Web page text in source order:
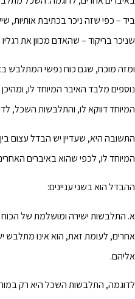
ביד – כפי שזה ניכר בכתיבת אותיות,
שניכר בריקוד – שהאדם מכוון את רגליו
ומזה מוכח, שגם כוח נפשי המתלבש
נוספים מלבד האיבר המיוחד לו,
המיוחד דווקא לו, והתלבשות השכל,
התשובה היא, שעדיין יש הבדל עצום
המיוחד לו, לכפי שהוא באיברים
ההבדל הוא בשני עניינים:
א. התלבשות ישירה ומושלמת של הכוח
אחרים, לעומת זאת, הוא אינו מתלבש
אליהם.
לדוגמה, התלבשות השכל היא רק במוח